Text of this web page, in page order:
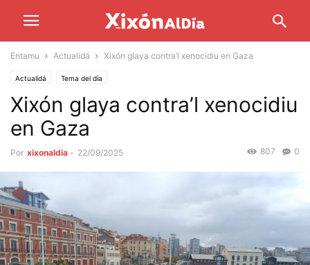
Entamu Actualidá Xixón glaya contra’l xenocidiu en Gaza
Actualidá Tema del día
Xixón glaya contra’l xenocidiu
en Gaza
Por xixonaldia - 22/09/2025 0
807